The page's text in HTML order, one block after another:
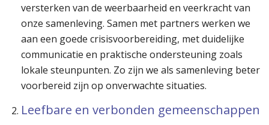
versterken van de weerbaarheid en veerkracht van
onze samenleving. Samen met partners werken we
aan een goede crisisvoorbereiding, met duidelijke
communicatie en praktische ondersteuning zoals
lokale steunpunten. Zo zijn we als samenleving beter
voorbereid zijn op onverwachte situaties.
Leefbare en verbonden gemeenschappen